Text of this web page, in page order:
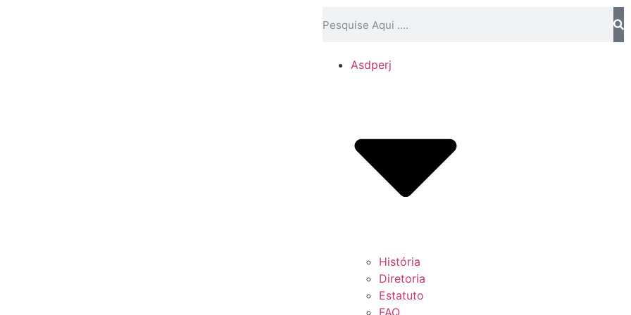
Asdperj
História
Diretoria
Estatuto
FAQ